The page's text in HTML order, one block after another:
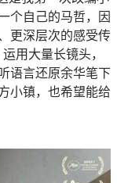
个自己的马哲，因
更深层次的感受传
用大量长镜头，
语言还原余华笔下
小镇，也希望能给